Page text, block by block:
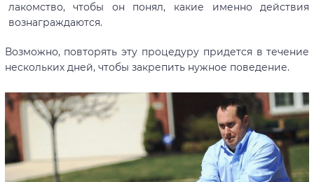
лакомство, чтобы он понял, какие именно действия
вознаграждаются.
Возможно, повторять эту процедуру придется в течение
нескольких дней, чтобы закрепить нужное поведение.